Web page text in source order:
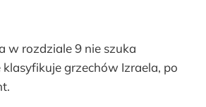
w rozdziale 9 nie szuka
grzechów Izraela, po